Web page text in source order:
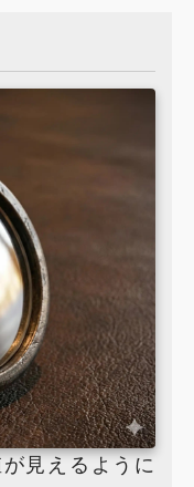
見えるように